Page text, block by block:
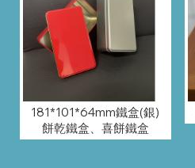
181*101*64mm鐵盒(銀)
餅乾鐵盒、喜餅鐵盒